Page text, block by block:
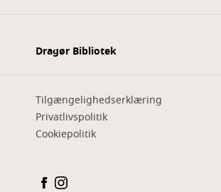
Dragør Bibliotek
Tilgængelighedserklæring
Privatlivspolitik
Cookiepolitik